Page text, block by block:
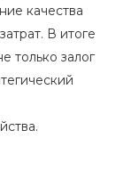
качества
В итоге
только залог